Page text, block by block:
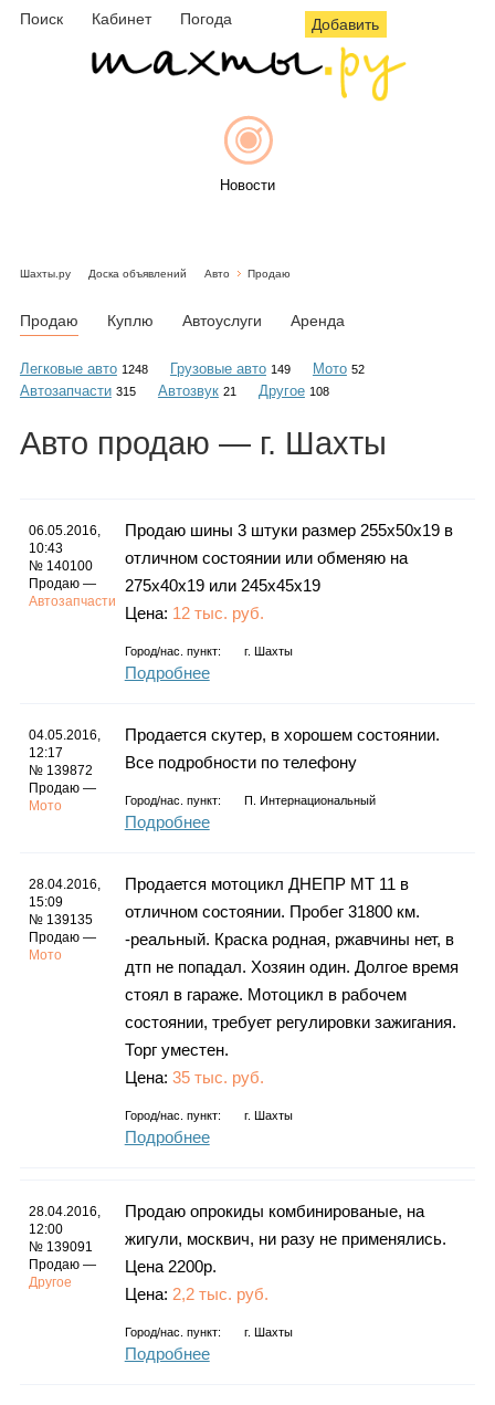
Поиск Кабинет Погода Добавить
Новости
Объявления
Инфо
Шахты.ру Доска объявлений Авто Продаю
Продаю Куплю Автоуслуги Аренда
Легковые авто 1248 Грузовые авто 149 Мото 52
Автозапчасти 315 Автозвук 21 Другое 108
Авто продаю — г. Шахты
06.05.2016,
10:43
№ 140100
Продаю —
Автозапчасти
Продаю шины 3 штуки размер 255х50х19 в
отличном состоянии или обменяю на
275х40х19 или 245х45х19
Цена: 12 тыс. руб.
Город/нас. пункт: г. Шахты
Подробнее
04.05.2016,
12:17
№ 139872
Продаю —
Мото
Продается скутер, в хорошем состоянии.
Все подробности по телефону
Город/нас. пункт: П. Интернациональный
Подробнее
28.04.2016,
15:09
№ 139135
Продаю —
Мото
Продается мотоцикл ДНЕПР МТ 11 в
отличном состоянии. Пробег 31800 км.
-реальный. Краска родная, ржавчины нет, в
дтп не попадал. Хозяин один. Долгое время
стоял в гараже. Мотоцикл в рабочем
состоянии, требует регулировки зажигания.
Торг уместен.
Цена: 35 тыс. руб.
Город/нас. пункт: г. Шахты
Подробнее
28.04.2016,
12:00
№ 139091
Продаю —
Другое
Продаю опрокиды комбинированые, на
жигули, москвич, ни разу не применялись.
Цена 2200р.
Цена: 2,2 тыс. руб.
Город/нас. пункт: г. Шахты
Подробнее